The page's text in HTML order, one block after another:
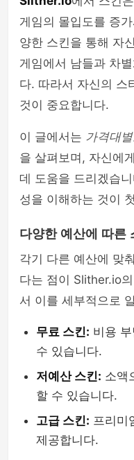
게임의 몰입도를 증
양한 스킨을 통해 자
게임에서 남들과 차
다. 따라서 자신의 스
것이 중요합니다.
이 글에서는 가격대
을 살펴보며, 자신에
데 도움을 드리겠습
성을 이해하는 것이
다양한 예산에 따른
각기 다른 예산에 맞
다는 점이 Slither.io
서 이를 세부적으로
무료 스킨: 비용
수 있습니다.
저예산 스킨: 소액
할 수 있습니다.
고급 스킨: 프리미
제공합니다.